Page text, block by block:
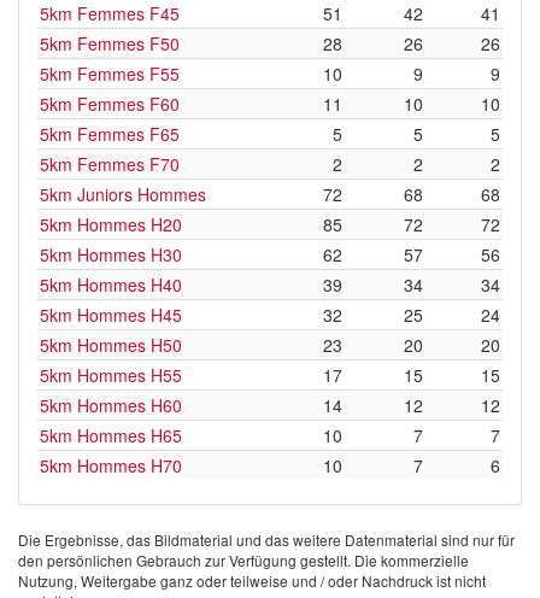
5km Femmes F45
51 42
41
5km Femmes F50
28 26
26
5km Femmes F55
10 9
9
5km Femmes F60
11 10
10
5km Femmes F65
5 5
5
5km Femmes F70
2 2
2
5km Juniors Hommes
72 68
68
5km Hommes H20
85 72
72
5km Hommes H30
62 57
56
5km Hommes H40
39 34
34
5km Hommes H45
32 25
24
5km Hommes H50
23 20
20
5km Hommes H55
17 15
15
5km Hommes H60
14 12
12
5km Hommes H65
10 7
7
5km Hommes H70
10 7 6
Die Ergebnisse, das Bildmaterial und das weitere Datenmaterial sind nur für
den persönlichen Gebrauch zur Verfügung gestellt. Die kommerzielle
Nutzung, Weitergabe ganz oder teilweise und / oder Nachdruck ist nicht